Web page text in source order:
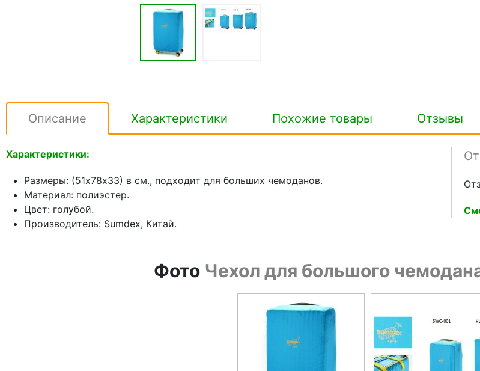
Описание Характеристики Похожие товары Отзывы
Характеристики:
Размеры: (51х78х33) в см., подходит для больших чемоданов.
Материал: полиэстер.
Цвет: голубой.
Производитель: Sumdex, Китай.
Фото Чехол для большого